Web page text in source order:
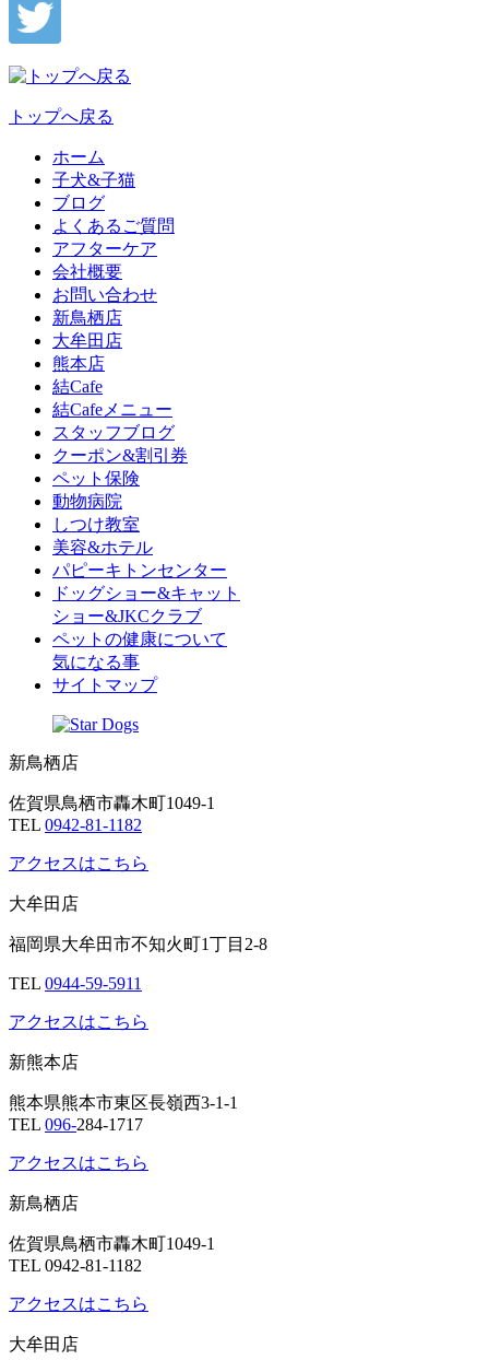
トップへ戻る
ホーム
子犬&子猫
ブログ
よくあるご質問
アフターケア
会社概要
お問い合わせ
新鳥栖店
大牟田店
熊本店
結Cafe
結Cafeメニュー
スタッフブログ
クーポン&割引券
ペット保険
動物病院
しつけ教室
美容&ホテル
パピーキトンセンター
ドッグショー&キャット
ショー&JKCクラブ
ペットの健康について
気になる事
新鳥栖店
佐賀県鳥栖市轟木町1049-1
アクセスはこちら
新熊本店
熊本県熊本市東区長嶺西3-1-1
アクセスはこちら
新鳥栖店
佐賀県鳥栖市轟木町1049-1